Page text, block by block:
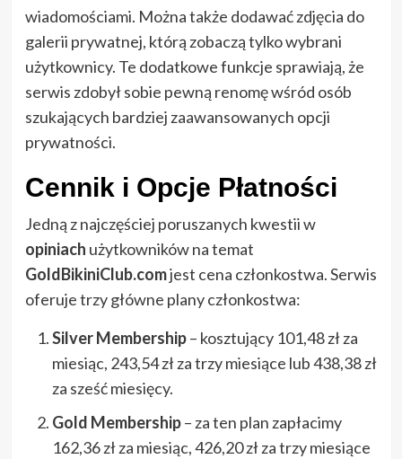
wiadomościami. Można także dodawać zdjęcia do
galerii prywatnej, którą zobaczą tylko wybrani
użytkownicy. Te dodatkowe funkcje sprawiają, że
serwis zdobył sobie pewną renomę wśród osób
szukających bardziej zaawansowanych opcji
prywatności.
Cennik i Opcje Płatności
Jedną z najczęściej poruszanych kwestii w
opiniach użytkowników na temat
GoldBikiniClub.comjest cena członkostwa. Serwis
oferuje trzy główne plany członkostwa:
Silver Membership– kosztujący 101,48 zł za
miesiąc, 243,54 zł za trzy miesiące lub 438,38 zł
za sześć miesięcy.
Gold Membership– za ten plan zapłacimy
162,36 zł za miesiąc, 426,20 zł za trzy miesiące